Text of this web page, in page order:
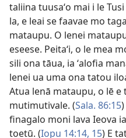
taliina tuusaʻo mai i le
la, e leai se faavae mo
mataupu. O lenei
eseese. Peitaʻi, o le mea
sili ona tāua, ia ʻalofia
lenei ua uma ona tatou
Atua lenā mataupu, o lē
mutimutivale. (Sala. 86:15
finagalo moni lava Ieova
toetū. (Iopu 14:14, 15) E